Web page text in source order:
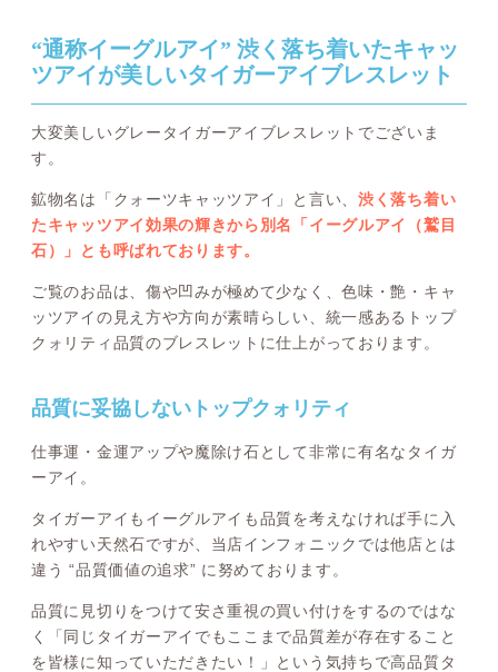
“通称イーグルアイ” 渋く落ち着いたキャッ
ツアイが美しいタイガーアイブレスレット
大変美しいグレータイガーアイブレスレットでございま
す。
鉱物名は「クォーツキャッツアイ」と言い、 渋く落ち着い
たキャッツアイ効果の輝きから別名「イーグルアイ（鷲目
石）」とも呼ばれております。
ご覧のお品は、傷や凹みが極めて少なく、色味・艶・キャ
ッツアイの見え方や方向が素晴らしい、統一感あるトップ
クォリティ品質のブレスレットに仕上がっております。
品質に妥協しないトップクォリティ
仕事運・金運アップや魔除け石として非常に有名なタイガ
ーアイ。
タイガーアイもイーグルアイも品質を考えなければ手に入
れやすい天然石ですが、当店インフォニックでは他店とは
違う “品質価値の追求” に努めております。
品質に見切りをつけて安さ重視の買い付けをするのではな
く「同じタイガーアイでもここまで品質差が存在すること
を皆様に知っていただきたい！」という気持ちで高品質タ